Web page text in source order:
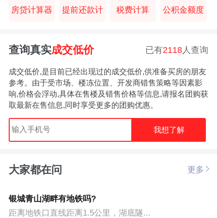
房贷计算器 提前还款计 税费计算 公积金额度
查询真实成交低价 已有2118人查询
成交低价,是目前已经出现过的成交低价,供准备买房的朋友
参考。由于受市场、楼冻位置、开发商错售策略等因素影
响,价格会浮动,具体在售楼及错售价格等信息,请报名团购获
取最新在售信息,同时享受更多的团购优惠。
我想了解
大家都在问 更多
银城青山湖畔有地铁吗?
距离地铁口直线距离1.5公里，湖底隧...